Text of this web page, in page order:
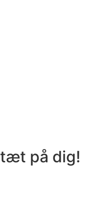
tæt på dig!